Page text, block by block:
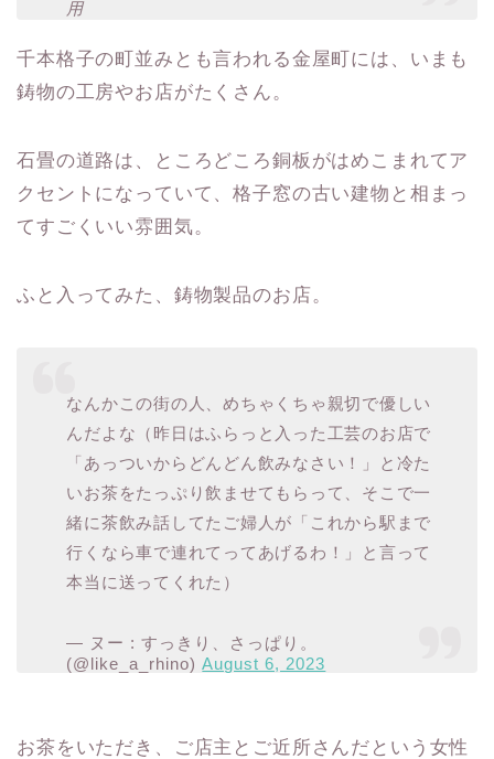
用
千本格子の町並みとも言われる金屋町には、いまも
鋳物の工房やお店がたくさん。
石畳の道路は、ところどころ銅板がはめこまれてア
クセントになっていて、格子窓の古い建物と相まっ
てすごくいい雰囲気。
ふと入ってみた、鋳物製品のお店。
なんかこの街の人、めちゃくちゃ親切で優しい
んだよな（昨日はふらっと入った工芸のお店で
「あっついからどんどん飲みなさい！」と冷た
いお茶をたっぷり飲ませてもらって、そこで一
緒に茶飲み話してたご婦人が「これから駅まで
行くなら車で連れてってあげるわ！」と言って
本当に送ってくれた）
— ヌー : すっきり、さっぱり。
(@like_a_rhino)August 6, 2023
お茶をいただき、ご店主とご近所さんだという女性